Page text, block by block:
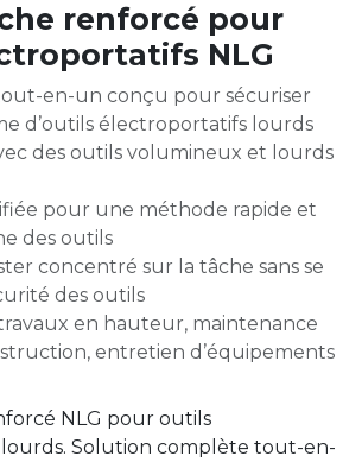
renforcé pour
NLG
en-un conçu pour sécuriser
d’outils électroportatifs lourds
des outils volumineux et lourds
pour une méthode rapide et
des outils
concentré sur la tâche sans se
des outils
en hauteur, maintenance
entretien d’équipements
NLG pour outils
Solution complète tout-en-